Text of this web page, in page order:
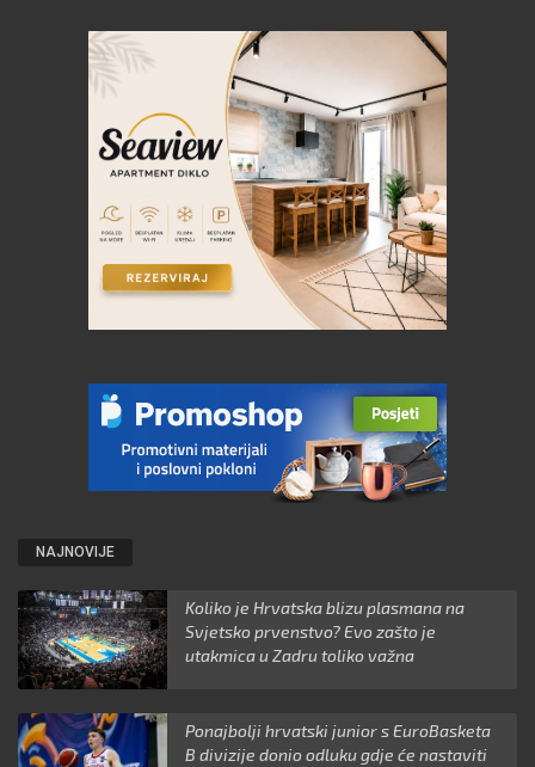
NAJNOVIJE
Koliko je Hrvatska blizu plasmana na
Svjetsko prvenstvo? Evo zašto je
utakmica u Zadru toliko važna
Ponajbolji hrvatski junior s EuroBasketa
B divizije donio odluku gdje će nastaviti